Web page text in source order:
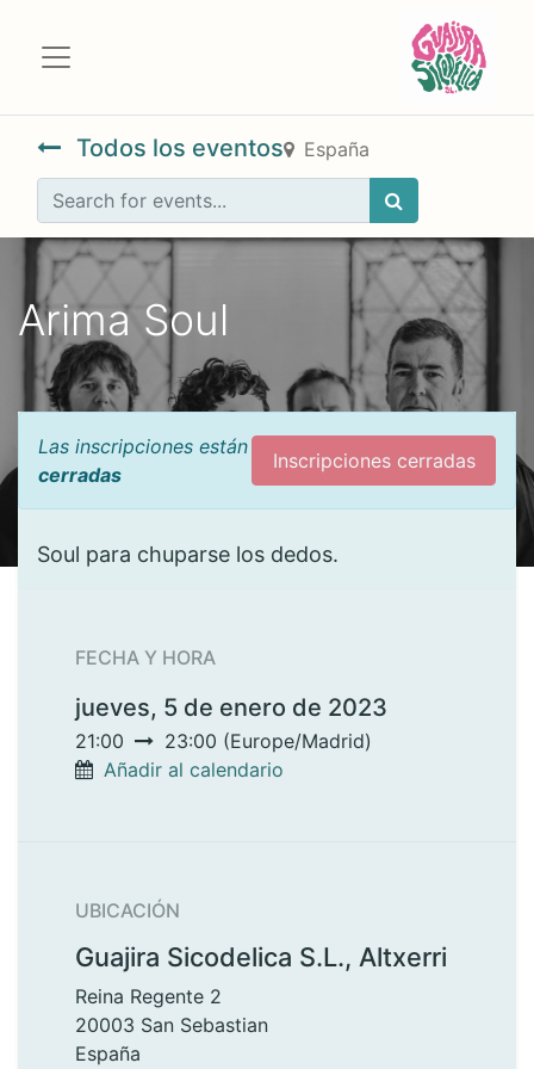
Todos los eventos España
Arima Soul
Las inscripciones están
cerradas
Inscripciones cerradas
Soul para chuparse los dedos.
FECHA Y HORA
jueves, 5 de enero de 2023
21:00 23:00 (Europe/Madrid)
Añadir al calendario
UBICACIÓN
Guajira Sicodelica S.L., Altxerri
Reina Regente 2
20003 San Sebastian
España